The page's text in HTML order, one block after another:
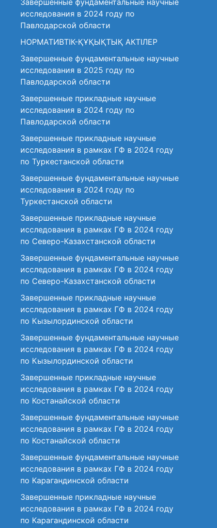
Завершенные фундаментальные научные
исследования в 2024 году по
Павлодарской области
НОРМАТИВТІК-ҚҰҚЫҚТЫҚ АКТІЛЕР
Завершенные фундаментальные научные
исследования в 2025 году по
Павлодарской области
Завершенные прикладные научные
исследования в 2024 году по
Павлодарской области
Завершенные прикладные научные
исследования в рамках ГФ в 2024 году
по Туркестанской области
Завершенные фундаментальные научные
исследования в 2024 году по
Туркестанской области
Завершенные прикладные научные
исследования в рамках ГФ в 2024 году
по Северо-Казахстанской области
Завершенные фундаментальные научные
исследования в рамках ГФ в 2024 году
по Северо-Казахстанской области
Завершенные прикладные научные
исследования в рамках ГФ в 2024 году
по Кызылординской области
Завершенные фундаментальные научные
исследования в рамках ГФ в 2024 году
по Кызылординской области
Завершенные прикладные научные
исследования в рамках ГФ в 2024 году
по Костанайской области
Завершенные фундаментальные научные
исследования в рамках ГФ в 2024 году
по Костанайской области
Завершенные фундаментальные научные
исследования в рамках ГФ в 2024 году
по Карагандинской области
Завершенные прикладные научные
исследования в рамках ГФ в 2024 году
по Карагандинской области